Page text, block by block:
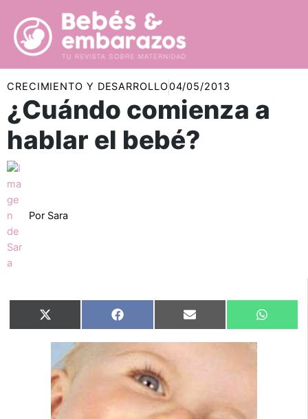
contenido
CRECIMIENTO Y DESARROLLO04/05/2013
¿Cuándo comienza a
hablar el bebé?
Por Sara
Compartir
en
X
(Twitter)
Compartir
en
Facebook Compartir
en
Email
en